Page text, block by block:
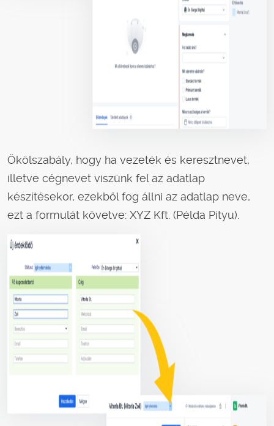
Ökölszabály, hogy ha vezeték és keresztnevet,
illetve cégnevet viszünk fel az adatlap
készítésekor, ezekből fog állni az adatlap neve,
ezt a formulát követve: XYZ Kft. (Példa Pityu).